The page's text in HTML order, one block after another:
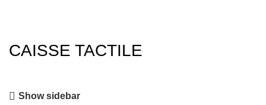
CAISSE TACTILE
Show sidebar